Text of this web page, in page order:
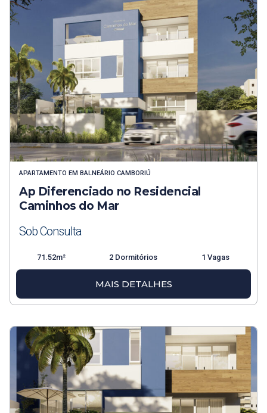
APARTAMENTO EM BALNEÁRIO CAMBORIÚ
Ap Diferenciado no Residencial
Caminhos do Mar
Sob Consulta
71.52m² 2 Dormitórios 1 Vagas
MAIS DETALHES